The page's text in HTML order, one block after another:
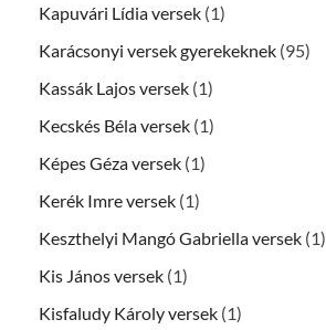
Kapuvári Lídia versek (1)
Karácsonyi versek gyerekeknek (95)
Kassák Lajos versek (1)
Kecskés Béla versek (1)
Képes Géza versek (1)
Kerék Imre versek (1)
Keszthelyi Mangó Gabriella versek (1)
Kis János versek (1)
Kisfaludy Károly versek (1)